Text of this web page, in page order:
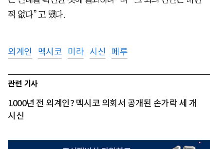
적 없다”고 했다.
외계인 멕시코 미라 시신 페루
관련 기사
1000년 전 외계인? 멕시코 의회서 공개된 손가락 세 개
시신